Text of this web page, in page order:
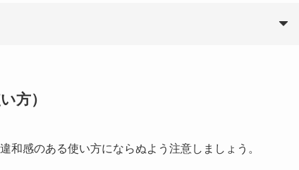
方）
和感のある使い方にならぬよう注意しましょう。